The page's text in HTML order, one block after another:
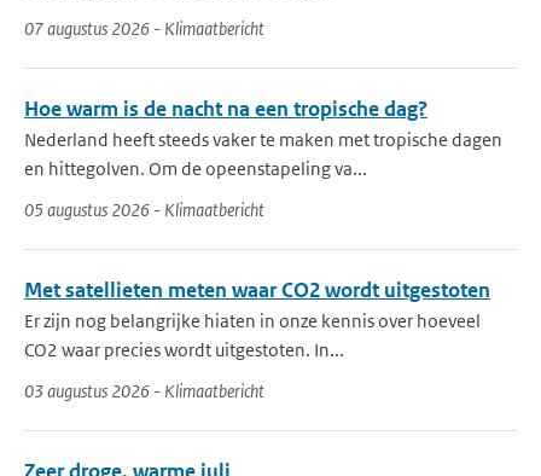
07 augustus 2026 - Klimaatbericht
Hoe warm is de nacht na een tropische dag?
Nederland heeft steeds vaker te maken met tropische dagen
en hittegolven. Om de opeenstapeling va...
05 augustus 2026 - Klimaatbericht
Met satellieten meten waar CO2 wordt uitgestoten
Er zijn nog belangrijke hiaten in onze kennis over hoeveel
CO2 waar precies wordt uitgestoten. In...
03 augustus 2026 - Klimaatbericht